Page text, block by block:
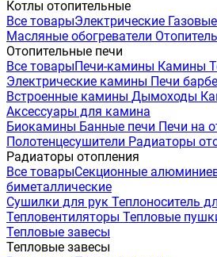
Котлы отопительные
Все товарыЭлектрические Газовые
Масляные обогреватели
Отопительные печи
Все товарыПечи-камины Камины
Электрические камины Печи
Встроенные камины Дымоходы
Аксессуары для камина
Биокамины Банные печи Печи на
Полотенцесушители Радиаторы
Радиаторы отопления
Все товарыСекционные
биметаллические
Сушилки для рук Теплоноситель
Тепловентиляторы Тепловые
Тепловые завесы
Тепловые завесы